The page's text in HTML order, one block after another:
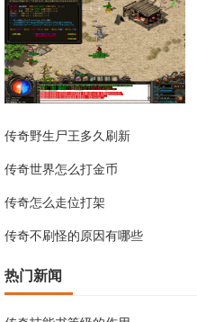
传奇野生尸王多久刷新
传奇世界怎么打金币
传奇怎么走位打架
传奇不刷怪的原因有哪些
热门新闻